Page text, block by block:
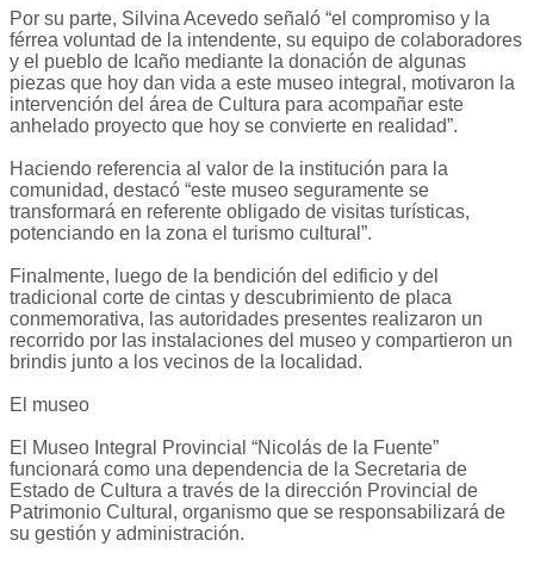
Por su parte, Silvina Acevedo señaló “el compromiso y la
férrea voluntad de la intendente, su equipo de colaboradores
y el pueblo de Icaño mediante la donación de algunas
piezas que hoy dan vida a este museo integral, motivaron la
intervención del área de Cultura para acompañar este
anhelado proyecto que hoy se convierte en realidad”.
Haciendo referencia al valor de la institución para la
comunidad, destacó “este museo seguramente se
transformará en referente obligado de visitas turísticas,
potenciando en la zona el turismo cultural”.
Finalmente, luego de la bendición del edificio y del
tradicional corte de cintas y descubrimiento de placa
conmemorativa, las autoridades presentes realizaron un
recorrido por las instalaciones del museo y compartieron un
brindis junto a los vecinos de la localidad.
El museo
El Museo Integral Provincial “Nicolás de la Fuente”
funcionará como una dependencia de la Secretaria de
Estado de Cultura a través de la dirección Provincial de
Patrimonio Cultural, organismo que se responsabilizará de
su gestión y administración.